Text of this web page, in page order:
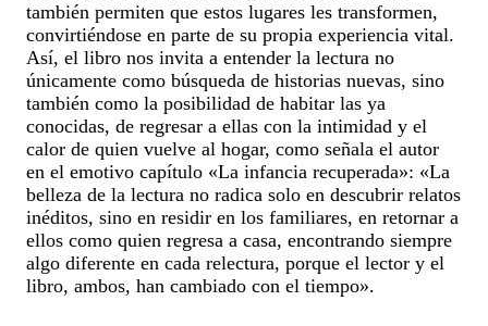
también permiten que estos lugares les transformen,
convirtiéndose en parte de su propia experiencia vital.
Así, el libro nos invita a entender la lectura no
únicamente como búsqueda de historias nuevas, sino
también como la posibilidad de habitar las ya
conocidas, de regresar a ellas con la intimidad y el
calor de quien vuelve al hogar, como señala el autor
en el emotivo capítulo «La infancia recuperada»: «La
belleza de la lectura no radica solo en descubrir relatos
inéditos, sino en residir en los familiares, en retornar a
ellos como quien regresa a casa, encontrando siempre
algo diferente en cada relectura, porque el lector y el
libro, ambos, han cambiado con el tiempo».